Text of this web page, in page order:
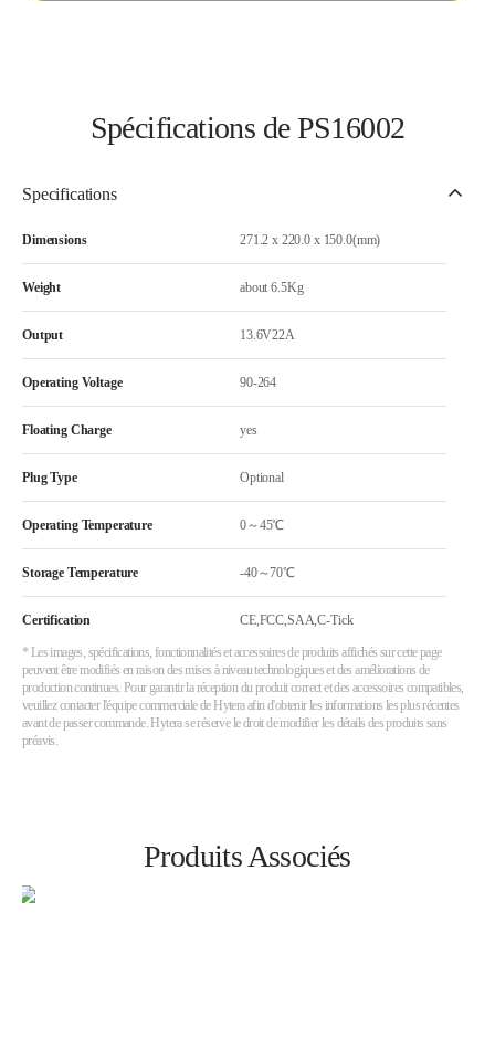
Spécifications de PS16002
Specifications
Dimensions 271.2 x 220.0 x 150.0(mm)
Weight about 6.5Kg
Output 13.6V22A
Operating Voltage 90-264
Floating Charge yes
Plug Type Optional
Operating Temperature 0～45℃
Storage Temperature -40～70℃
Certification CE,FCC,SAA,C-Tick
* Les images, spécifications, fonctionnalités et accessoires de produits affichés sur cette page
peuvent être modifiés en raison des mises à niveau technologiques et des améliorations de
production continues. Pour garantir la réception du produit correct et des accessoires compatibles,
veuillez contacter l'équipe commerciale de Hytera afin d'obtenir les informations les plus récentes
avant de passer commande. Hytera se réserve le droit de modifier les détails des produits sans
préavis.
Produits Associés